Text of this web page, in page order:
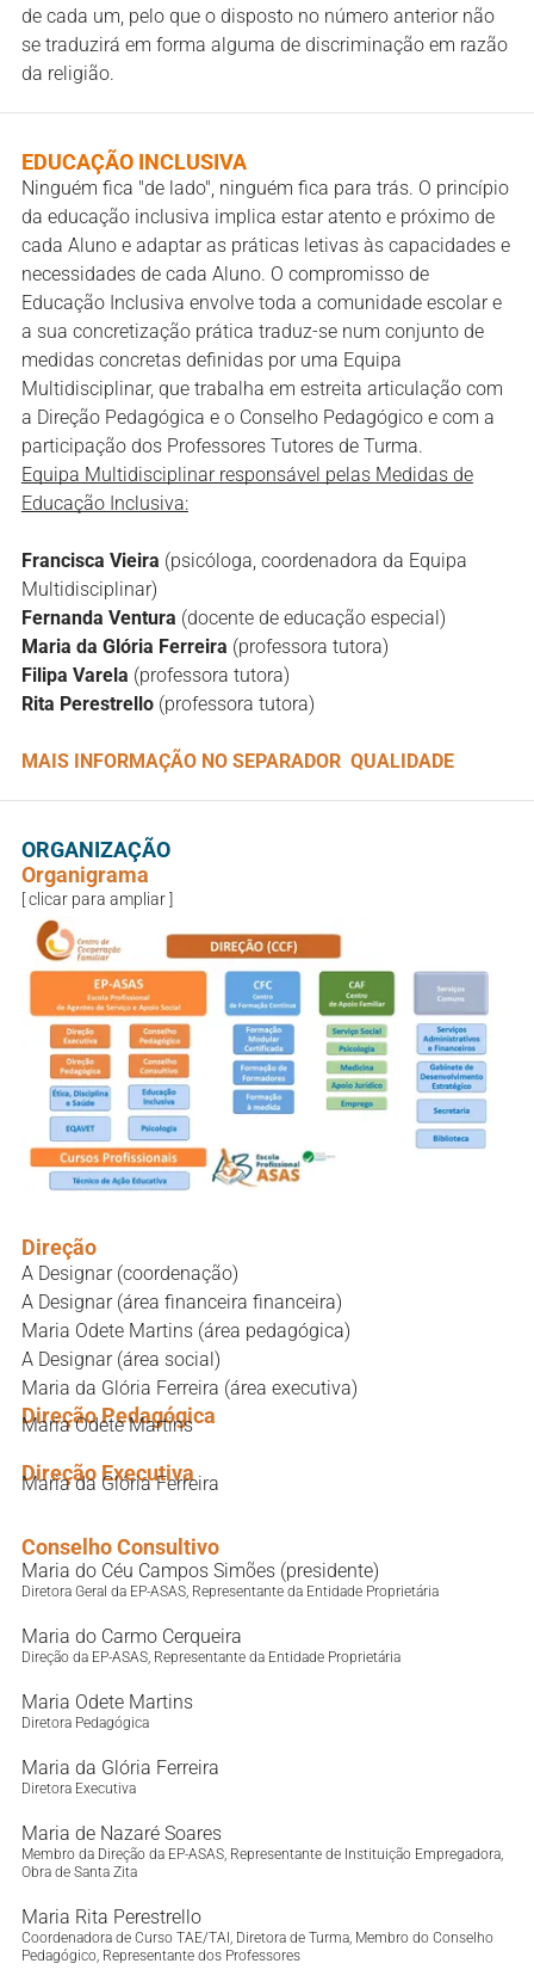
de cada um, pelo que o disposto no número anterior não
se traduzirá em forma alguma de discriminação em razão
da religião.
EDUCAÇÃO INCLUSIVA
Ninguém fica "de lado", ninguém fica para trás. O princípio
da educação inclusiva implica estar atento e próximo de
cada Aluno e adaptar as práticas letivas às capacidades e
necessidades de cada Aluno. O compromisso de
Educação Inclusiva envolve toda a comunidade escolar e
a sua concretização prática traduz-se num conjunto de
medidas concretas definidas por uma Equipa
Multidisciplinar, que trabalha em estreita articulação com
a Direção Pedagógica e o Conselho Pedagógico e com a
participação dos Professores Tutores de Turma.
Equipa Multidisciplinar responsável pelas Medidas de
Educação Inclusiva:
Francisca Vieira (psicóloga, coordenadora da Equipa
Multidisciplinar)
Fernanda Ventura (docente de educação especial)
Maria da Glória Ferreira (professora tutora)
Filipa Varela (professora tutora)
Rita Perestrello (professora tutora)
MAIS INFORMAÇÃO NO SEPARADOR QUALIDADE
ORGANIZAÇÃO
Organigrama
[ clicar para ampliar ]
Direção
A Designar (coordenação)
A Designar (área financeira financeira)
Maria Odete Martins (área pedagógica)
A Designar (área social)
Maria da Glória Ferreira (área executiva)
Direção Pedagógica
Maria Odete Martins
Direção Executiva
Maria da Glória Ferreira
Conselho Consultivo
Maria do Céu Campos Simões (presidente)
Diretora Geral da EP-ASAS, Representante da Entidade Proprietária
Maria do Carmo Cerqueira
Direção da EP-ASAS, Representante da Entidade Proprietária
Maria Odete Martins
Diretora Pedagógica
Maria da Glória Ferreira
Diretora Executiva
Maria de Nazaré Soares
Membro da Direção da EP-ASAS, Representante de Instituição Empregadora,
Obra de Santa Zita
Maria Rita Perestrello
Coordenadora de Curso TAE/TAI, Diretora de Turma, Membro do Conselho
Pedagógico, Representante dos Professores